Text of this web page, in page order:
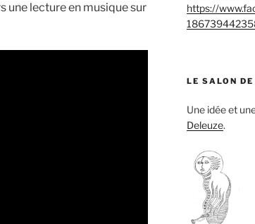
une lecture en musique sur
https://
LE SALON
Une idée et
Deleuze.